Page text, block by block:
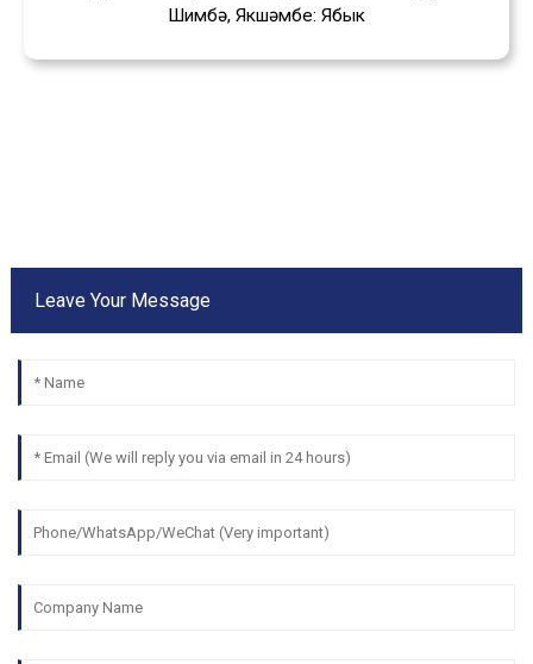
Шимбә, Якшәмбе: Ябык
Leave Your Message